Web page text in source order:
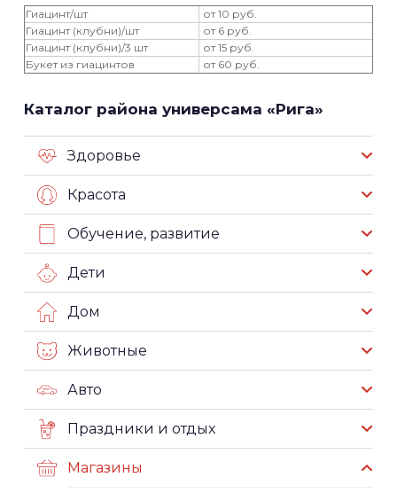
Гиацинт/шт
от 10 руб.
Гиацинт (клубни)/шт
от 6 руб.
Гиацинт (клубни)/3 шт
от 15 руб.
Букет из гиацинтов
от 60 руб.
Каталог района универсама «Рига»
Здоровье
Красота
Обучение, развитие
Дети
Дом
Животные
Авто
Праздники и отдых
Магазины